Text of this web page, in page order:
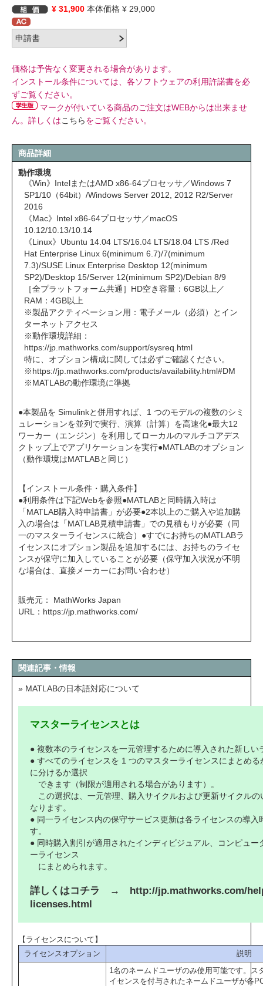
¥ 31,900 本体価格 ¥ 29,000
価格は予告なく変更される場合があります。
インストール条件については、各ソフトウェアの利用許諾書を必
ずご覧ください。
マークが付いている商品のご注文はWEBからは出来ませ
ん。詳しくはこちらをご覧ください。
商品詳細
動作環境
《Win》IntelまたはAMD x86-64プロセッサ／Windows 7
SP1/10（64bit）/Windows Server 2012, 2012 R2/Server
2016
《Mac》Intel x86-64プロセッサ／macOS
10.12/10.13/10.14
《Linux》Ubuntu 14.04 LTS/16.04 LTS/18.04 LTS /Red
Hat Enterprise Linux 6(minimum 6.7)/7(minimum
7.3)/SUSE Linux Enterprise Desktop 12(minimum
SP2)/Desktop 15/Server 12(minimum SP2)/Debian 8/9
［全プラットフォーム共通］HD空き容量：6GB以上／
RAM：4GB以上
※製品アクティベーション用：電子メール（必須）とイン
ターネットアクセス
※動作環境詳細：
https://jp.mathworks.com/support/sysreq.html
特に、オプション構成に関しては必ずご確認ください。
※https://jp.mathworks.com/products/availability.html#DM
※MATLABの動作環境に準拠
●本製品を Simulinkと併用すれば、1 つのモデルの複数のシミ
ュレーションを並列で実行、演算（計算）を高速化●最大12
ワーカー（エンジン）を利用してローカルのマルチコアデス
クトップ上でアプリケーションを実行●MATLABのオプション
（動作環境はMATLABと同じ）
【インストール条件・購入条件】
●利用条件は下記Webを参照●MATLABと同時購入時は
「MATLAB購入時申請書」が必要●2本以上のご購入や追加購
入の場合は「MATLAB見積申請書」での見積もりが必要（同
一のマスターライセンスに統合）●すでにお持ちのMATLABラ
イセンスにオプション製品を追加するには、お持ちのライセ
ンスが保守に加入していることが必要（保守加入状況が不明
な場合は、直接メーカーにお問い合わせ）
販売元： MathWorks Japan
URL： https://jp.mathworks.com/
関連記事・情報
» MATLABの日本語対応について
マスターライセンスとは
● 複数本のライセンスを一元管理するために導入された新しい
● すべてのライセンスを 1 つのマスターライセンスにまとめ
に分けるか選択
できます（制限が適用される場合があります）。
この選択は、一元管理、購入サイクルおよび更新サイクル
なります。
● 同一ライセンス内の保守サービス更新は各ライセンスの導
す。
● 同時購入割引が適用されたインディビジュアル、コンピュ
ーライセンス
にまとめられます。
詳しくはコチラ → http://jp.mathworks.com/
licenses.html
【ライセンスについて】
ライセンスオプション
説明
1名のネームドユーザのみ使用可能です。ス
イセンスを付与されたネームドユーザが各